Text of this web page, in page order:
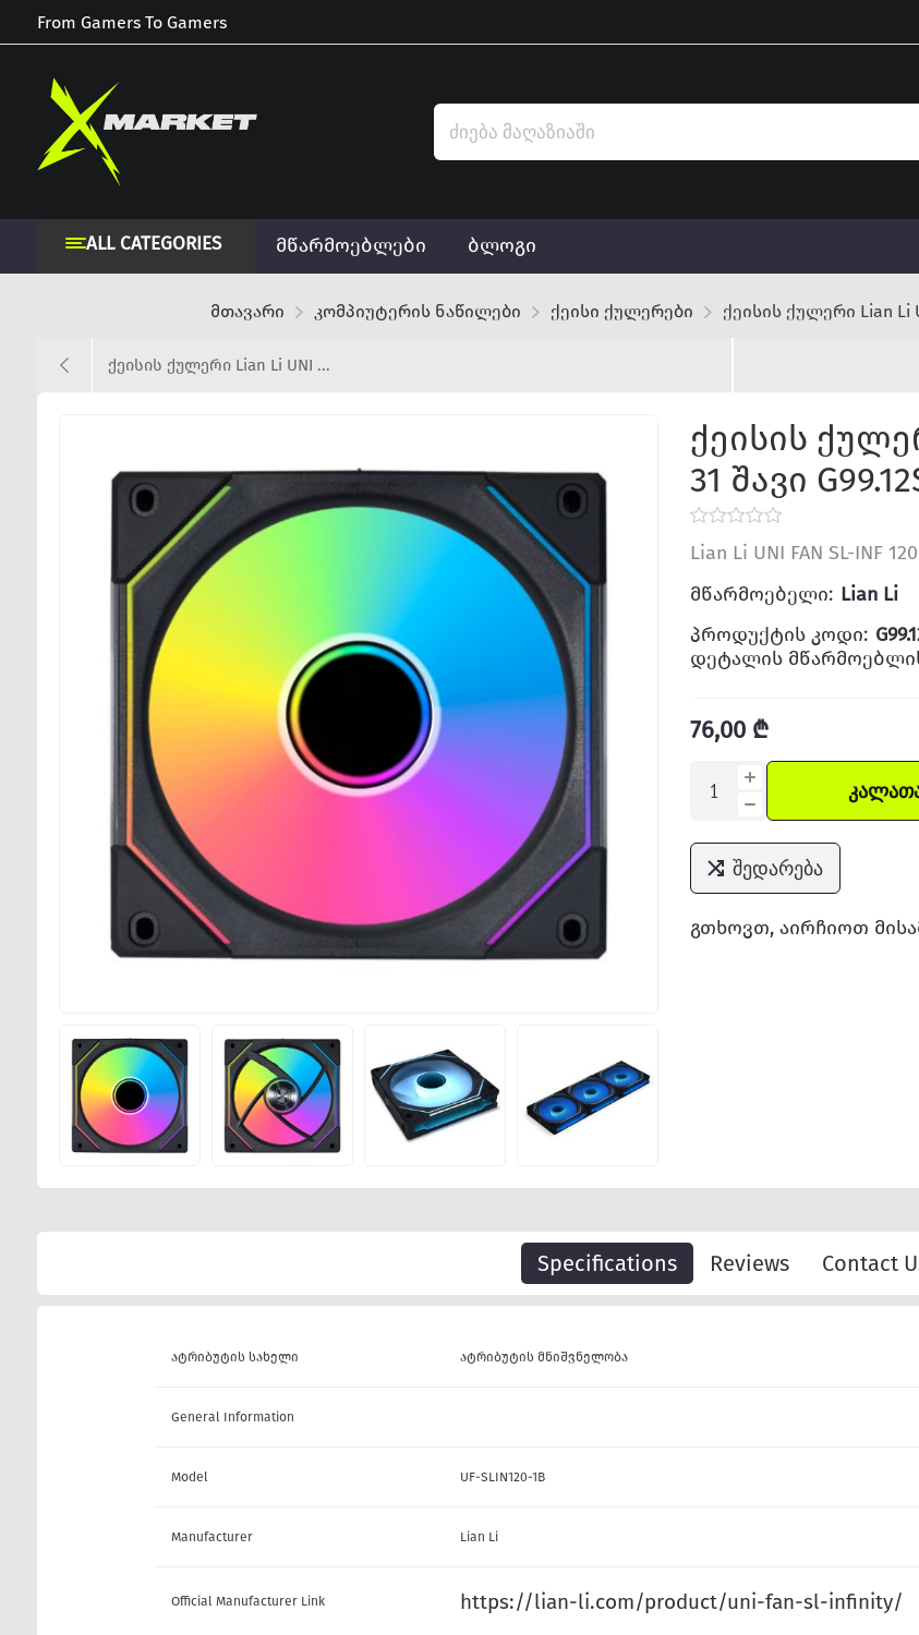
From Gamers To Gamers
ALL CATEGORIES მწარმოებლები ბლოგი
მთავარი კომპიუტერის ნაწილები ქეისი ქულერები ქეისის ქულერი Lian Li
ქეისის ქულერი Lian Li UNI ...
ქეისის
31 შავი
Lian Li UNI FAN SL-INF
მწარმოებელი: Lian Li
პროდუქტის კოდი:
დეტალის
76,00 ₾
შედარება
გთხოვთ, აირჩიოთ
Specifications Reviews Contact
ატრიბუტის სახელი ატრიბუტის მნიშვნელობა
General Information
Model UF-SLIN120-1B
Manufacturer Lian Li
Official Manufacturer Link https://lian-li.com/product/uni-fan-sl-infinity/